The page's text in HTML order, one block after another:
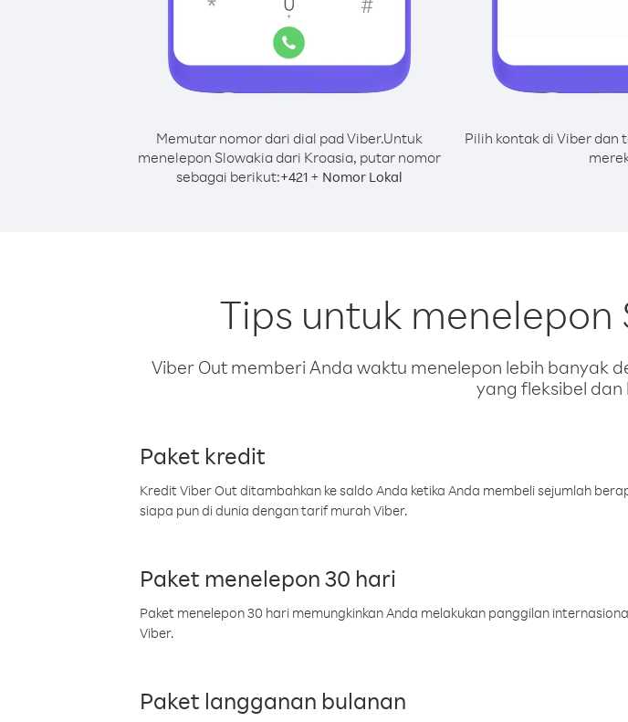
Memutar nomor dari dial pad Viber.Untuk
menelepon Slowakia dari Kroasia, putar nomor
sebagai berikut:+421 + Nomor Lokal
Pilih kontak di Viber dan
Tips untuk
Viber Out memberi Anda waktu menelepon lebih banyak
yang fleksibel
Paket kredit
Kredit Viber Out ditambahkan ke saldo Anda ketika Anda membeli sejumlah
siapa pun di dunia dengan tarif murah Viber.
Paket menelepon 30 hari
Paket menelepon 30 hari memungkinkan Anda melakukan panggilan
Viber.
Paket langganan bulanan